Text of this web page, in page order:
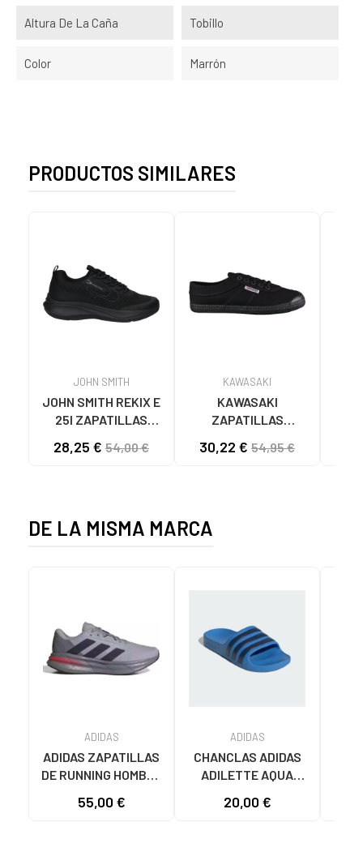
Altura De La Caña Tobillo
Color Marrón
PRODUCTOS SIMILARES
JOHN SMITH
JOHN SMITH REKIX E
25I ZAPATILLAS
NEGRO NEGRO
28,25 € 54,00 €
KAWASAKI
KAWASAKI
ZAPATILLAS
CANVAS K192495
30,22 € 54,95 €
DE LA MISMA MARCA
ADIDAS
ADIDAS ZAPATILLAS
DE RUNNING HOMBRE
GRIS VARIOS
55,00 €
ADIDAS
CHANCLAS ADIDAS
ADILETTE AQUA
AZUL AZUL
20,00 €